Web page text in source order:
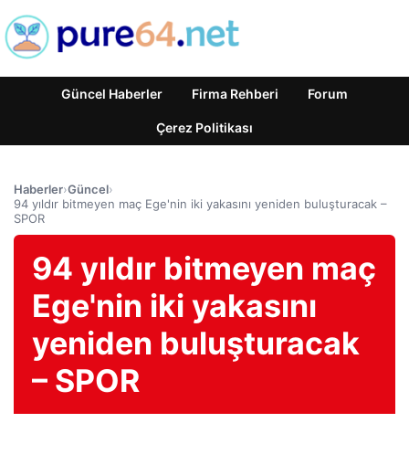
Güncel Haberler Firma Rehberi Forum
Çerez Politikası
Haberler›Güncel›
94 yıldır bitmeyen maç Ege'nin iki yakasını yeniden buluşturacak –
SPOR
94 yıldır bitmeyen maç
Ege'nin iki yakasını
yeniden buluşturacak
– SPOR